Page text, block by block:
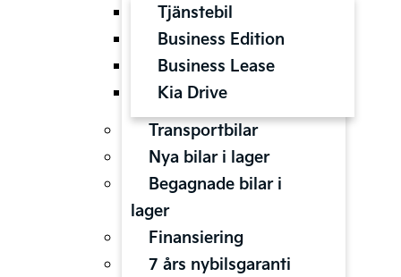
Tjänstebil
Business Edition
Business Lease
Kia Drive
Transportbilar
Nya bilar i lager
Begagnade bilar i
lager
Finansiering
7 års nybilsgaranti